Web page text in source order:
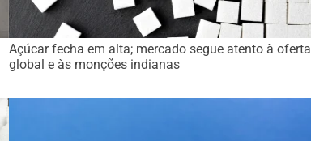
Açúcar fecha em alta; mercado segue atento à oferta
global e às monções indianas